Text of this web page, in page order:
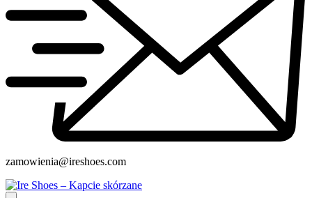
zamowienia@ireshoes.com